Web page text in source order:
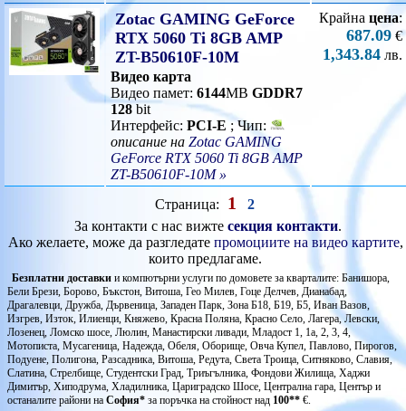
Zotac GAMING GeForce
RTX 5060 Ti 8GB AMP
ZT-B50610F-10M
Видео карта
Видео памет: 6144MB GDDR7
128 bit
Интерфейс: PCI-E ; Чип:
описание на Zotac GAMING
GeForce RTX 5060 Ti 8GB AMP
ZT-B50610F-10M »
Крайна цена:
687.09 €
1,343.84 лв.
Страница: 1
2
За контакти с нас вижте секция контакти.
Ако желаете, може да разгледате промоциите на видео картите,
които предлагаме.
Безплатни доставки и компютърни услуги по домовете за кварталите: Банишора,
Бели Брези, Борово, Бъкстон, Витоша, Гео Милев, Гоце Делчев, Дианабад,
Драгалевци, Дружба, Дървеница, Западен Парк, Зона Б18, Б19, Б5, Иван Вазов,
Изгрев, Изток, Илиенци, Княжево, Красна Поляна, Красно Село, Лагера, Левски,
Лозенец, Ломско шосе, Люлин, Манастирски ливади, Младост 1, 1а, 2, 3, 4,
Мотописта, Мусагеница, Надежда, Обеля, Оборище, Овча Купел, Павлово, Пирогов,
Подуене, Полигона, Разсадника, Витоша, Редута, Света Троица, Ситняково, Славия,
Слатина, Стрелбище, Студентски Град, Триъгълника, Фондови Жилища, Хаджи
Димитър, Хиподрума, Хладилника, Цариградско Шосе, Централна гара, Център и
останалите райони на София* за поръчка на стойност над 100** €.